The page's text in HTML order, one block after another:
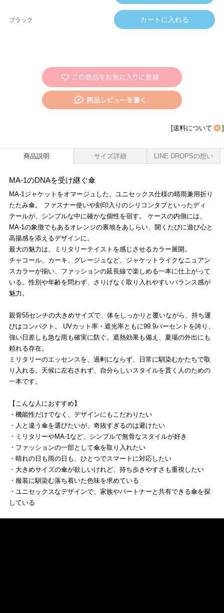
ブラック
[送料について ]
商品説明 サイズ詳細 LINE DROPSの想い
MA-1のDNAを受け継ぐ傘
MA-1ジャケットをオマージュした、ユニセックス仕様の晴雨兼用折り
たたみ傘。 ファスナー使いや刻印入りのシリコンタブといったディ
テールが、シンプルな中に確かな個性を宿す。 ケースの内側には、
MA-1の象徴でもあるオレンジの裏地をあしらい、開くたびに遊び心と
高揚感を添えるデザインに。
最大の魅力は、ミリタリーテイストを感じさせるカラー展開。
チャコール、カーキ、グレージュなど、ジャケットライクなニュアン
スカラーが揃い、ファッションの延長線で楽しめる一本に仕上がって
いる。性別や年齢を問わず、さりげなく取り入れやすいバランス感が
魅力。
親骨55センチの大きめサイズで、体をしっかりと覆いながら、持ち運
びはコンパクト。 UVカット率・遮光率ともに99.9パーセントを誇り、
強い日差しも急な雨も確実に防ぐ。遮熱効果も備え、夏場の外出にも
頼れる存在。
ミリタリーのエッセンスを、過剰にならず、日常に馴染むかたちで取
り入れる。天候に左右されず、自分らしいスタイルを貫く人のための
一本です。
【こんな人におすすめ】
・機能性だけでなく、デザインにもこだわりたい
・人と違う傘を選びたいが、奇抜すぎるのは避けたい
・ミリタリーやMA-1など、シンプルで無骨なスタイルが好き
・ファッションの一部として傘を取り入れたい
・晴れの日も雨の日も、ひとつでスマートに対応したい
・大きめサイズの傘が欲しいけれど、持ち歩きやすさも重視したい
・服装に馴染む落ち着いた色味を求めている
・ユニセックスなデザインで、家族やパートナーと共有できる傘を探
している